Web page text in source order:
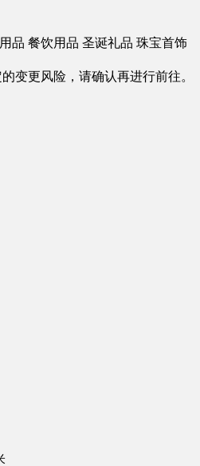
品 餐饮用品 圣诞礼品 珠宝首饰
变更风险，请确认再进行前往。